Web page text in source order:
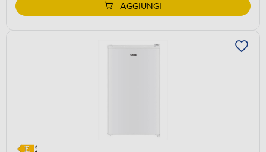
AGGIUNGI